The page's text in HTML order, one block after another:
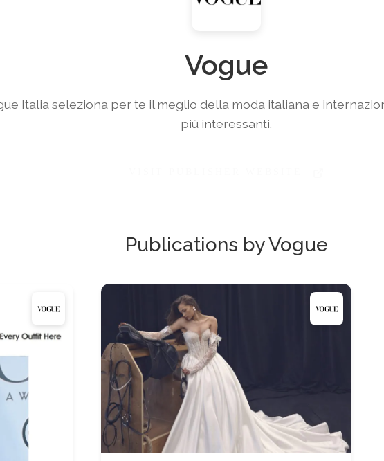
Vogue
Italia seleziona per te il meglio della moda italiana e
più interessanti.
Publications by Vogue